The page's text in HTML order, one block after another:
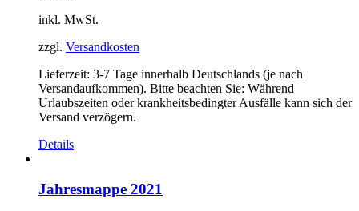
inkl. MwSt.
zzgl. Versandkosten
Lieferzeit: 3-7 Tage innerhalb Deutschlands (je nach
Versandaufkommen). Bitte beachten Sie: Während
Urlaubszeiten oder krankheitsbedingter Ausfälle kann sich der
Versand verzögern.
Details
Jahresmappe 2021